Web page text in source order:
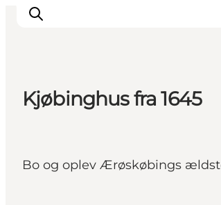
Oplevelser
Events
Kjøbinghus fra 1645
Bo og oplev Ærøskøbings